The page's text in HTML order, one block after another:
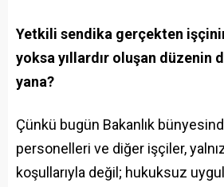
Yetkili sendika gerçekten
yoksa yıllardır oluşan düzenin
yana?
Çünkü bugün Bakanlık
personelleri ve diğer işçiler,
koşullarıyla değil; hukuksuz